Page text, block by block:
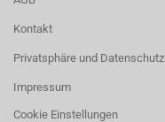
Kontakt
Privatsphäre und Datenschutz
Impressum
Cookie Einstellungen